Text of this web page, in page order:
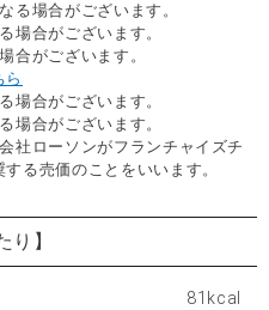
る場合がございます。
場合がございます。
合がございます。
ら
場合がございます。
場合がございます。
社ローソンがフランチャイズチ
る売価のことをいいます。
り】
81kcal